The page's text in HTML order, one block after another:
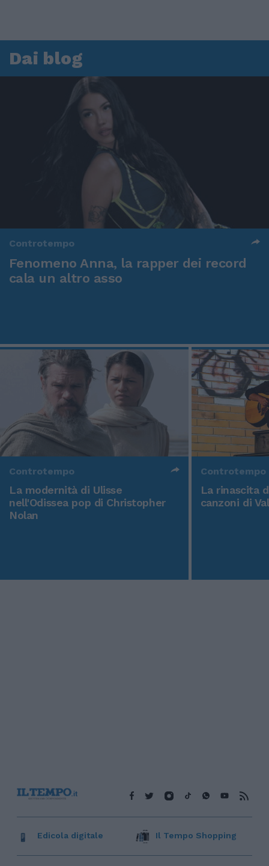
Dai blog
Controtempo
Fenomeno Anna, la rapper dei record
cala un altro asso
Controtempo
La modernità di Ulisse
nell'Odissea pop di Christopher
Nolan
Controtempo
La rinascita
canzoni di
Edicola digitale Il Tempo Shopping